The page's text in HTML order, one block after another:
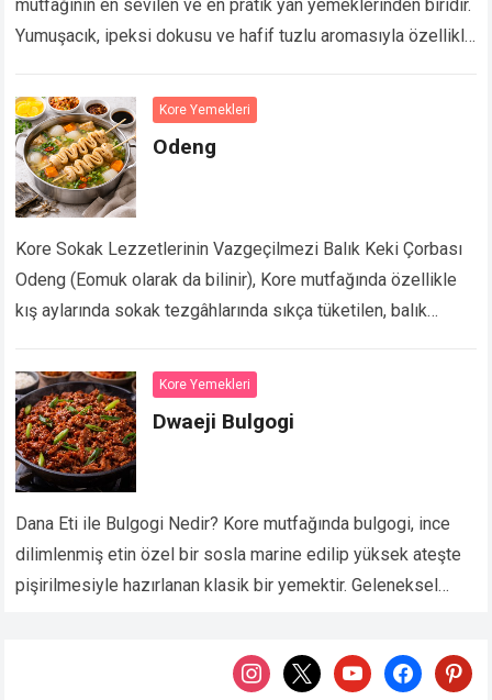
mutfağının en sevilen ve en pratik yan yemeklerinden biridir.
Yumuşacık, ipeksi dokusu ve hafif tuzlu aromasıyla özellikle
Devamını Oku...
Kore Yemekleri
Odeng
Kore Sokak Lezzetlerinin Vazgeçilmezi Balık Keki Çorbası
Odeng (Eomuk olarak da bilinir), Kore mutfağında özellikle
kış aylarında sokak tezgâhlarında sıkça tüketilen, balık
Devamını Oku...
Kore Yemekleri
Dwaeji Bulgogi
Dana Eti ile Bulgogi Nedir? Kore mutfağında bulgogi, ince
dilimlenmiş etin özel bir sosla marine edilip yüksek ateşte
pişirilmesiyle hazırlanan klasik bir yemektir. Geleneksel
instagram
x youtubefacebook